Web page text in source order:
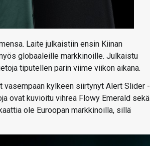
Laite julkaistiin ensin Kiinan
globaaleille markkinoille. Julkaistu
tiputellen parin viime viikon aikana.
kylkeen siirtynyt Alert Slider -
ovat kuvioitu vihreä Flowy Emerald sekä
ole Euroopan markkinoilla, sillä